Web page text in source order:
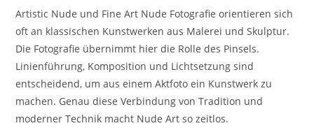
Artistic Nude und Fine Art Nude Fotografie orientieren sich
oft an klassischen Kunstwerken aus Malerei und Skulptur.
Die Fotografie übernimmt hier die Rolle des Pinsels.
Linienführung, Komposition und Lichtsetzung sind
entscheidend, um aus einem Aktfoto ein Kunstwerk zu
machen. Genau diese Verbindung von Tradition und
moderner Technik macht Nude Art so zeitlos.